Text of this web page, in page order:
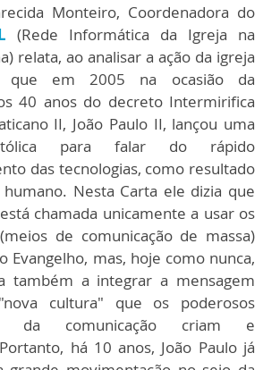
Monteiro, Coordenadora do
(Rede Informática da Igreja na
relata, ao analisar a ação da igreja
que em 2005 na ocasião da
40 anos do decreto Intermirifica
II, João Paulo II, lançou uma
para falar do rápido
das tecnologias, como resultado
Nesta Carta ele dizia que
chamada unicamente a usar os
de comunicação de massa)
Evangelho, mas, hoje como nunca,
também a integrar a mensagem
cultura" que os poderosos
da comunicação criam e
há 10 anos, João Paulo já